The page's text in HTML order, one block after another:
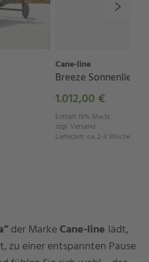
Cane-line
Breeze Sonnenliege
1.012,00 €
Enthält 19% MwSt.
zzgl. Versand
Lieferzeit: ca. 2-3 Wochen
der MarkeCane-line lädt,
zu einer entspannten Pause